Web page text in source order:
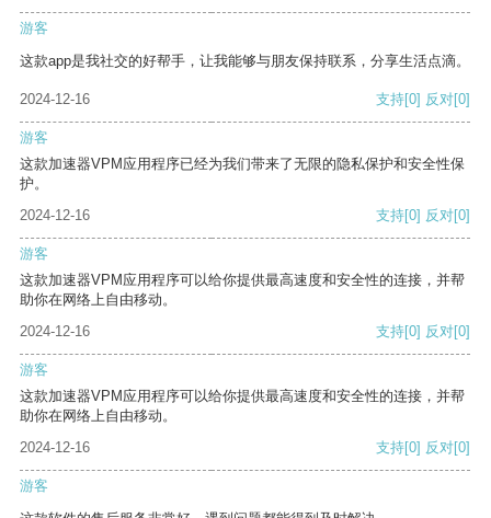
游客
这款app是我社交的好帮手，让我能够与朋友保持联系，分享生活点滴。
2024-12-16 支持[0] 反对[0]
游客
这款加速器VPM应用程序已经为我们带来了无限的隐私保护和安全性保
护。
2024-12-16
支持[0] 反对[0]
游客
这款加速器VPM应用程序可以给你提供最高速度和安全性的连接，并帮
助你在网络上自由移动。
2024-12-16
支持[0] 反对[0]
游客
这款加速器VPM应用程序可以给你提供最高速度和安全性的连接，并帮
助你在网络上自由移动。
2024-12-16
支持[0] 反对[0]
游客